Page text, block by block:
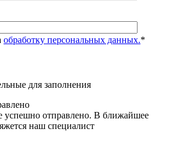
обработку персональных данных.*
для заполнения
успешно отправлено. В ближайшее
наш специалист